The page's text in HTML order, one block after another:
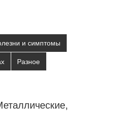
и симптомы
Разное